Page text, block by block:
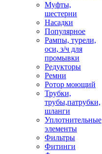
Муфты,
шестерни
Насадки
Популярное
Рампы, турели,
оси, з/ч для
промывки
Редукторы
Ремни
Ротор моющий
Трубки,
трубы,патрубки,
шланги
Уплотнительные
элементы
Фильтры
Фитинги